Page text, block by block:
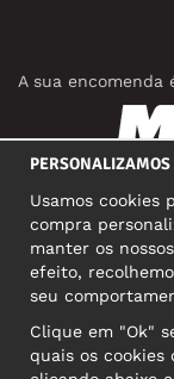
A sua encomenda
Usamos cookies
compra
manter os
efeito,
seu
Clique em "Ok"
quais os